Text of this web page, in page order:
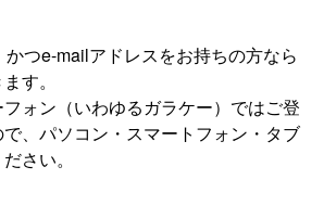
つe-mailアドレスをお持ちの方なら
す。
ォン（いわゆるガラケー）ではご登
、パソコン・スマートフォン・タブ
さい。